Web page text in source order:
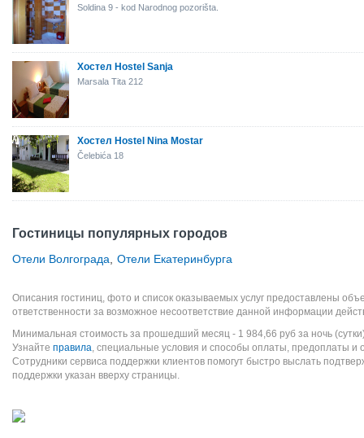
Soldina 9 - kod Narodnog pozorišta.
Хостел Hostel Sanja
Marsala Tita 212
Хостел Hostel Nina Mostar
Čelebića 18
Гостиницы популярных городов
Отели Волгограда Отели Екатеринбурга
Описания гостиниц, фото и список оказываемых услуг предоставлены
ответственности за возможное несоответствие данной информации
Минимальная стоимость за прошедший месяц - 1 984,66 руб за ночь
Узнайте правила, специальные условия и способы оплаты, предоплаты и
Сотрудники сервиса поддержки клиентов помогут быстро выслать
поддержки указан вверху страницы.